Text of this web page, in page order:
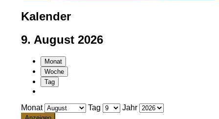
Kalender
9. August 2026
Monat
Woche
Tag
Monat Tag Jahr